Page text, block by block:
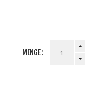
MENGE: